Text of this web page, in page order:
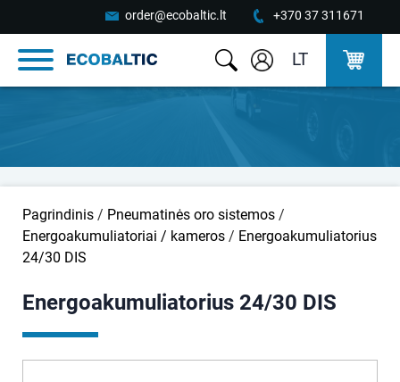
order@ecobaltic.lt +370 37 311671
LT
Pagrindinis / Pneumatinės oro sistemos /
Energoakumuliatoriai / kameros / Energoakumuliatorius
24/30 DIS
Energoakumuliatorius 24/30 DIS